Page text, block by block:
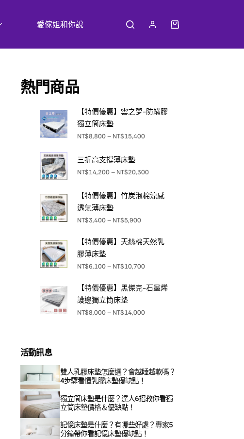
愛傢姐和你說
熱門商品
【特價優惠】雲之夢-防蟎膠
獨立筒床墊
NT$8,800– NT$15,400
三折高支撐薄床墊
NT$14,200– NT$20,300
【特價優惠】竹炭泡棉涼感
透氣薄床墊
NT$3,400– NT$5,900
【特價優惠】天絲棉天然乳
膠薄床墊
NT$6,100– NT$10,700
【特價優惠】黑傑克-石墨烯
護邊獨立筒床墊
NT$8,000– NT$14,000
活動訊息
雙人乳膠床墊怎麼選？會越睡越軟嗎？
4步驟看懂乳膠床墊優缺點！
獨立筒床墊是什麼？達人6招教你看獨
立筒床墊價格＆優缺點！
記憶床墊是什麼？有哪些好處？專家5
分鐘帶你看記憶床墊優缺點！